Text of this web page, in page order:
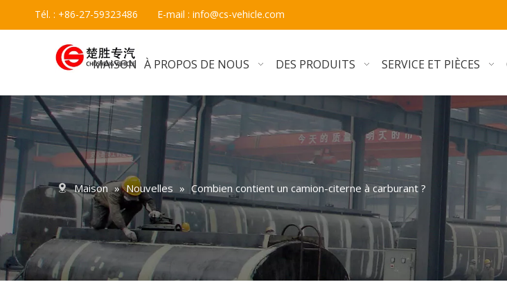
Tél. : +86-27-59323486 E-mail : info@cs-vehicle.com
MAISON À PROPOS DE NOUS DES PRODUITS SERVICE ET PIÈCES
Maison » Nouvelles » Combien contient un camion-citerne à carburant ?